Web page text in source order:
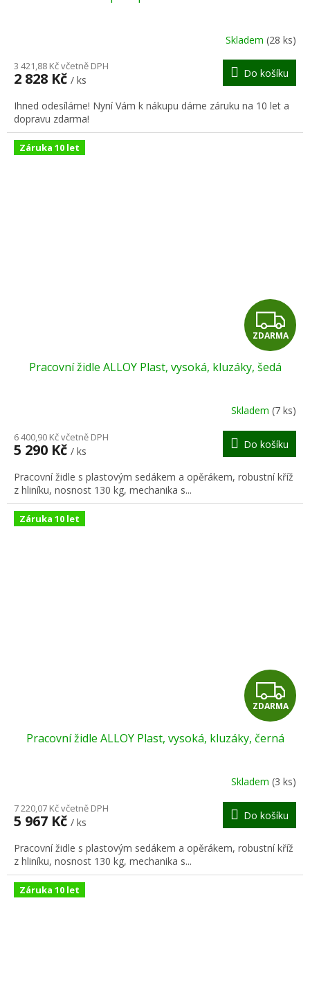
R
M
A
Skladem (28 ks)
3 421,88 Kč včetně DPH
2 828 Kč / ks
Do košíku
Ihned odesíláme! Nyní Vám k nákupu dáme záruku na 10 let a
dopravu zdarma!
Záruka 10 let
Z
D
R
M
A
ZDARMA
Pracovní židle ALLOY Plast, vysoká, kluzáky, šedá
Skladem (7 ks)
6 400,90 Kč včetně DPH
5 290 Kč / ks
Do košíku
Pracovní židle s plastovým sedákem a opěrákem, robustní kříž
z hliníku, nosnost 130 kg, mechanika s...
Záruka 10 let
Z
D
R
M
A
ZDARMA
Pracovní židle ALLOY Plast, vysoká, kluzáky, černá
Skladem (3 ks)
7 220,07 Kč včetně DPH
5 967 Kč / ks
Do košíku
Pracovní židle s plastovým sedákem a opěrákem, robustní kříž
z hliníku, nosnost 130 kg, mechanika s...
Záruka 10 let